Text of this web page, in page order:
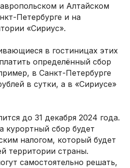
офис В200
Важно:
России!
+7 (966)
93
и Алтайском
Петербурге и на
«Сириус».
в гостиницах этих
определённый сбор
в Санкт-Петербурге
в сутки, а в «Сириусе»
до 31 декабря 2024 года.
курортный сбор будет
налогом, который будет
территории страны.
самостоятельно решать,